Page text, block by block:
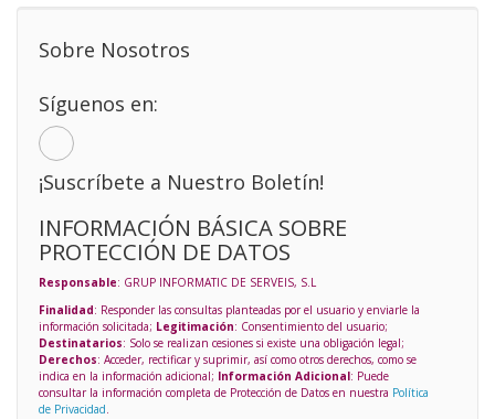
Sobre Nosotros
Síguenos en:
¡Suscríbete a Nuestro Boletín!
INFORMACIÓN BÁSICA SOBRE
PROTECCIÓN DE DATOS
Responsable: GRUP INFORMATIC DE SERVEIS, S.L
Finalidad: Responder las consultas planteadas por el usuario y enviarle la
información solicitada; Legitimación: Consentimiento del usuario;
Destinatarios: Solo se realizan cesiones si existe una obligación legal;
Derechos: Acceder, rectificar y suprimir, así como otros derechos, como se
indica en la información adicional; Información Adicional: Puede
consultar la información completa de Protección de Datos en nuestra Política
de Privacidad.